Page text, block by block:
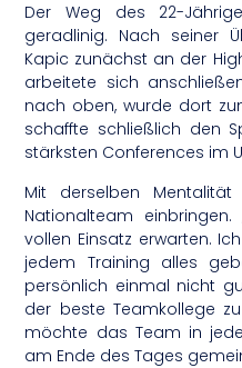
Der Weg des 22-
geradlinig. Nach seiner
Kapic zunächst an der
arbeitete sich
nach oben, wurde dort
schaffte schließlich den
stärksten Conferences im
Mit derselben
Nationalteam
vollen Einsatz erwarten.
jedem Training alles
persönlich einmal nicht
der beste Teamkollege
möchte das Team in
am Ende des Tages